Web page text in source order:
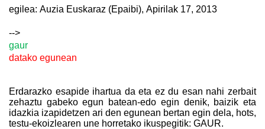
egilea: Auzia Euskaraz (Epaibi), Apirilak 17, 2013
-->
gaur
datako egunean
Erdarazko esapide ihartua da eta ez du esan nahi zerbait
zehaztu gabeko egun batean-edo egin denik, baizik eta
idazkia izapidetzen ari den egunean bertan egin dela, hots,
testu-ekoizlearen une horretako ikuspegitik: GAUR.